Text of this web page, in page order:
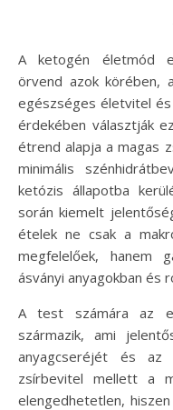
A ketogén életmód egyre nagyobb népszerűségnek
örvend azok körében,
egészséges életvitel
érdekében választják
étrend alapja a magas
minimális
ketózis állapotba
során kiemelt
ételek ne csak a
megfelelőek, hanem
ásványi anyagokban és
A test számára az
származik, ami
anyagcseréjét és az
zsírbevitel mellett a
elengedhetetlen,